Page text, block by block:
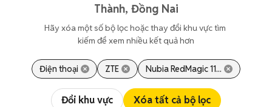
Thành, Đồng Nai
Hãy xóa một số bộ lọc hoặc thay đổi khu vực tìm
kiếm để xem nhiều kết quả hơn
Điện thoại ZTE Nubia RedMagic 11...
Đổi khu vực Xóa tất cả bộ lọc